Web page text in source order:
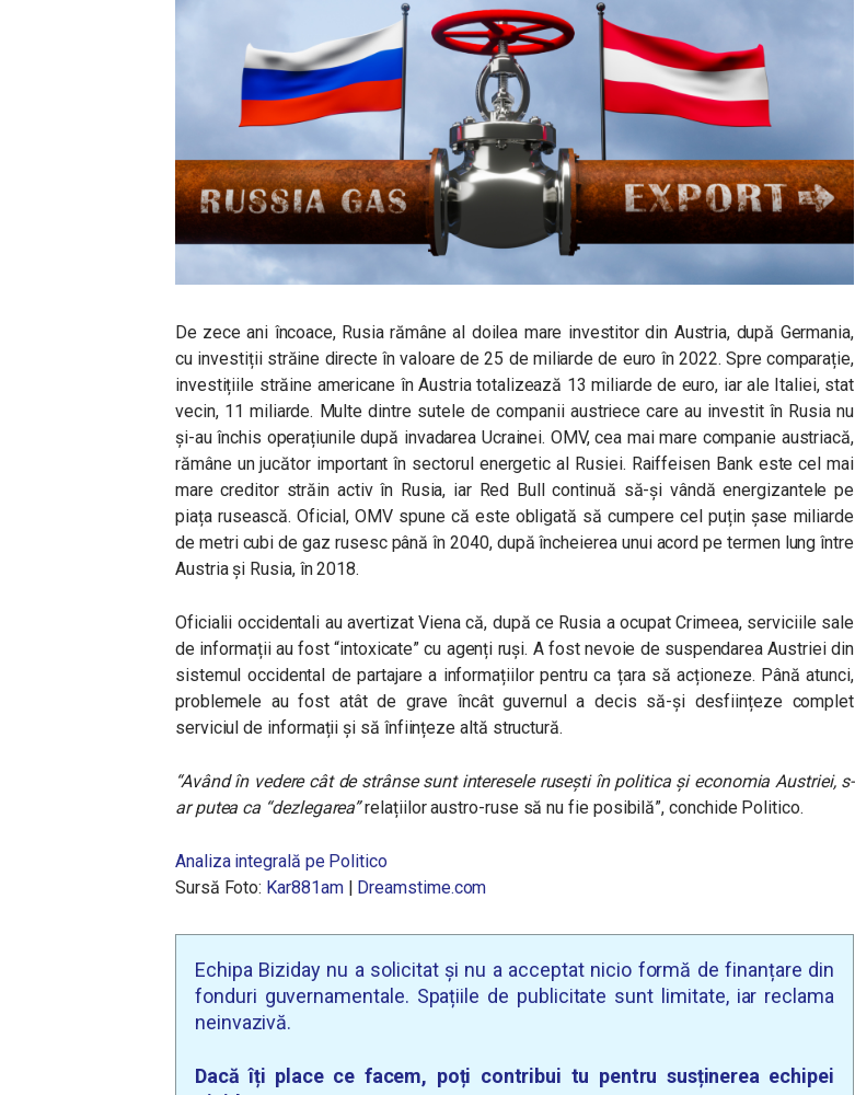
De zece ani încoace, Rusia rămâne al doilea mare investitor din Austria, după Germania,
cu investiții străine directe în valoare de 25 de miliarde de euro în 2022. Spre comparație,
investițiile străine americane în Austria totalizează 13 miliarde de euro, iar ale Italiei, stat
vecin, 11 miliarde. Multe dintre sutele de companii austriece care au investit în Rusia nu
și-au închis operațiunile după invadarea Ucrainei. OMV, cea mai mare companie austriacă,
rămâne un jucător important în sectorul energetic al Rusiei. Raiffeisen Bank este cel mai
mare creditor străin activ în Rusia, iar Red Bull continuă să-și vândă energizantele pe
piața rusească. Oficial, OMV spune că este obligată să cumpere cel puțin șase miliarde
de metri cubi de gaz rusesc până în 2040, după încheierea unui acord pe termen lung între
Austria și Rusia, în 2018.
Oficialii occidentali au avertizat Viena că, după ce Rusia a ocupat Crimeea, serviciile sale
de informații au fost “intoxicate” cu agenți ruși. A fost nevoie de suspendarea Austriei din
sistemul occidental de partajare a informațiilor pentru ca țara să acționeze. Până atunci,
problemele au fost atât de grave încât guvernul a decis să-și desființeze complet
serviciul de informații și să înființeze altă structură.
“Având în vedere cât de strânse sunt interesele rusești în politica și economia Austriei, s-
ar putea ca “dezlegarea”relațiilor austro-ruse să nu fie posibilă”, conchide Politico.
Analiza integrală pe Politico
Sursă Foto: Kar881am | Dreamstime.com
Echipa Biziday nu a solicitat și nu a acceptat nicio formă de finanțare din
fonduri guvernamentale. Spațiile de publicitate sunt limitate, iar reclama
neinvazivă.
Dacă îți place ce facem, poți contribui tu pentru susținerea echipei